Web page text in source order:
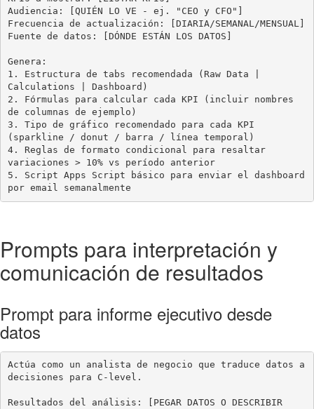
Audiencia: [QUIÉN LO VE - ej. "CEO y CFO"]
Frecuencia de actualización: [DIARIA/SEMANAL/MENSUAL]
Fuente de datos: [DÓNDE ESTÁN LOS DATOS]
Genera:
1. Estructura de tabs recomendada (Raw Data |
Calculations | Dashboard)
2. Fórmulas para calcular cada KPI (incluir nombres
de columnas de ejemplo)
3. Tipo de gráfico recomendado para cada KPI
(sparkline / donut / barra / línea temporal)
4. Reglas de formato condicional para resaltar
variaciones > 10% vs período anterior
5. Script Apps Script básico para enviar el dashboard
por email semanalmente
Prompts para interpretación y
comunicación de resultados
Prompt para informe ejecutivo desde
datos
Actúa como un analista de negocio que traduce datos a
decisiones para C-level.
Resultados del análisis: [PEGAR DATOS O DESCRIBIR